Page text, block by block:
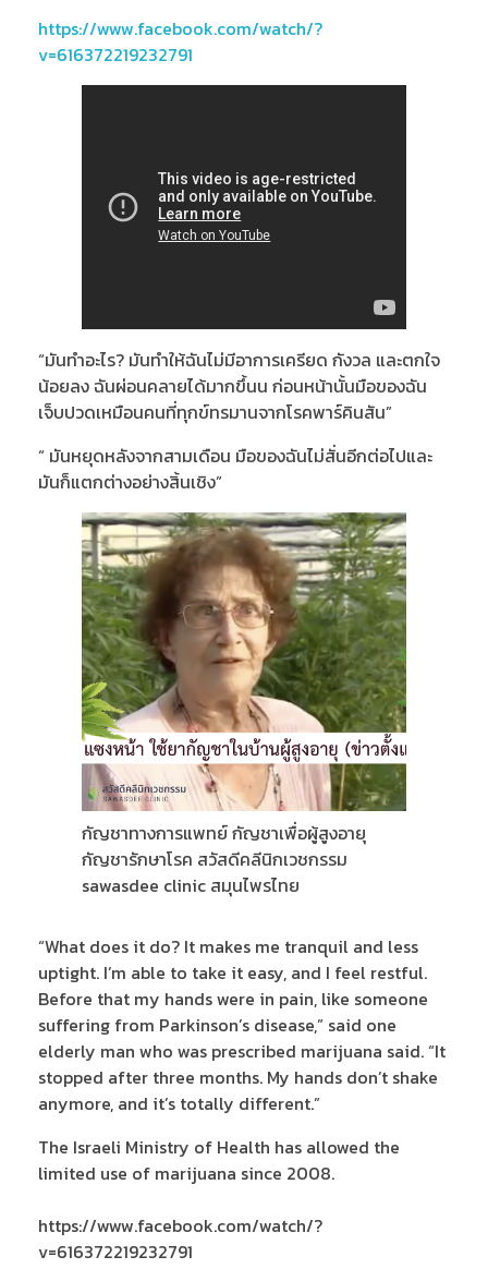
https://www.facebook.com/watch/?
v=616372219232791
“มันทำอะไร? มันทำให้ฉันไม่มีอาการเครียด กังวล และตกใจ
น้อยลง ฉันผ่อนคลายได้มากขึ้นน ก่อนหน้านั้นมือของฉัน
เจ็บปวดเหมือนคนที่ทุกข์ทรมานจากโรคพาร์คินสัน”
“ มันหยุดหลังจากสามเดือน มือของฉันไม่สั่นอีกต่อไปและ
มันก็แตกต่างอย่างสิ้นเชิง”
กัญชาทางการแพทย์ กัญชาเพื่อผู้สูงอายุ
กัญชารักษาโรค สวัสดีคลีนิกเวชกรรม
sawasdee clinic สมุนไพรไทย
“What does it do? It makes me tranquil and less
uptight. I’m able to take it easy, and I feel restful.
Before that my hands were in pain, like someone
suffering from Parkinson’s disease,” said one
elderly man who was prescribed marijuana said. “It
stopped after three months. My hands don’t shake
anymore, and it’s totally different.”
The Israeli Ministry of Health has allowed the
limited use of marijuana since 2008.
https://www.facebook.com/watch/?
v=616372219232791